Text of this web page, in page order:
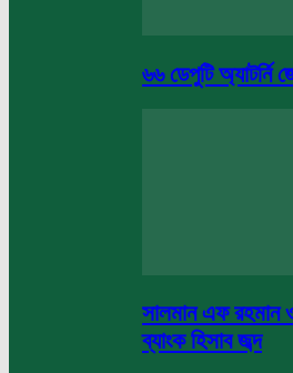
৬৬ ডেপুটি অ্যাটর্নি
সালমান এফ রহমান
ব্যাংক হিসাব জব্দ